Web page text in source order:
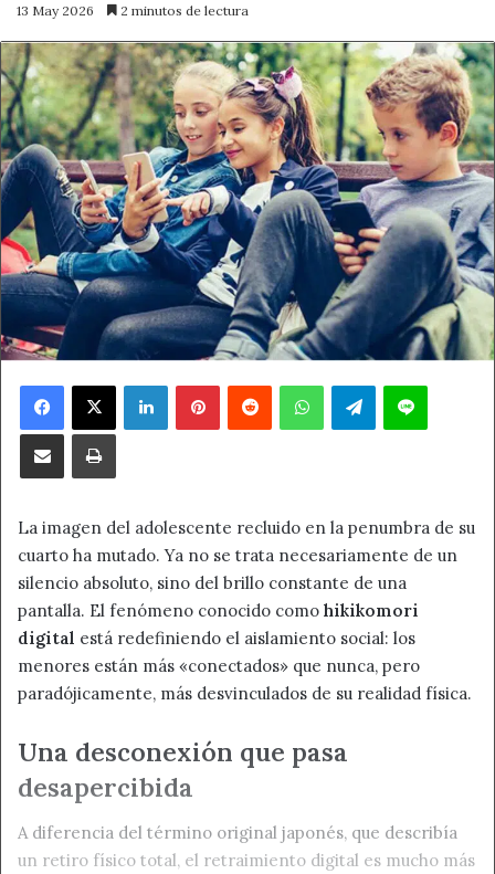
13 May 2026 2 minutos de lectura
Facebook
X LinkedInPinterestReddit WhatsAppTelegramLine
Compartir por correo electrónicoImprimir
La imagen del adolescente recluido en la penumbra de su
cuarto ha mutado. Ya no se trata necesariamente de un
silencio absoluto, sino del brillo constante de una
pantalla. El fenómeno conocido como hikikomori
digital está redefiniendo el aislamiento social: los
menores están más «conectados» que nunca, pero
paradójicamente, más desvinculados de su realidad física.
Una desconexión que pasa
desapercibida
A diferencia del término original japonés, que describía
un retiro físico total, el retraimiento digital es mucho más